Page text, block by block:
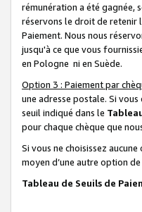
rémunération a été gagnée,
réservons le droit de retenir
Paiement. Nous nous
jusqu'à ce que vous
en Pologne ni en Suède.
Option 3 : Paiement par
une adresse postale. Si
seuil indiqué dans le
pour chaque chèque que
Si vous ne choisissez
moyen d’une autre option
Tableau de Seuils de